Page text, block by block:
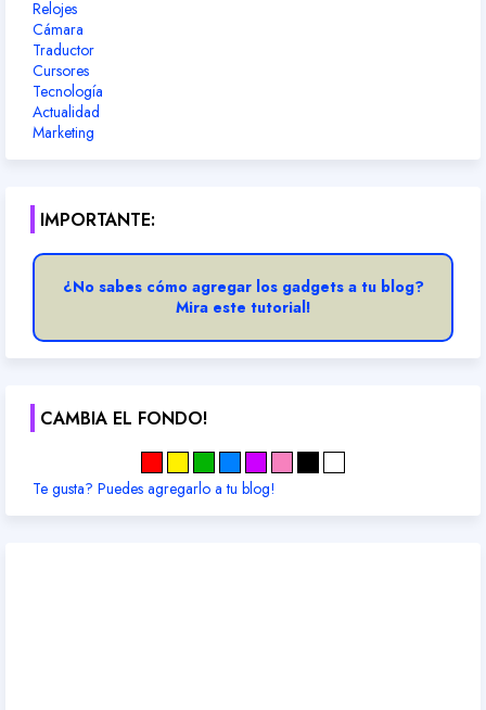
Relojes
Cámara
Traductor
Cursores
Tecnología
Actualidad
Marketing
IMPORTANTE:
¿No sabes cómo agregar los gadgets a tu blog?
Mira este tutorial!
CAMBIA EL FONDO!
Te gusta? Puedes agregarlo a tu blog!